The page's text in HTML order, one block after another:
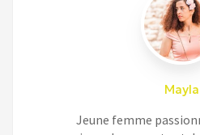
Mayla
Jeune femme